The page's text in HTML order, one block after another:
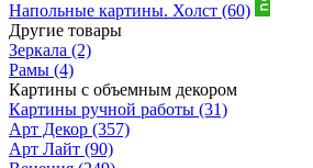
Напольные картины. Холст (60)
Другие товары
Зеркала (2)
Рамы (4)
Картины с объемным декором
Картины ручной работы (31)
Арт Декор (357)
Арт Лайт (90)